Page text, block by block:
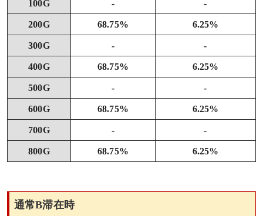
100G - -
200G 68.75% 6.25%
300G - -
400G 68.75% 6.25%
500G - -
600G 68.75% 6.25%
700G - -
800G 68.75% 6.25%
通常B滞在時